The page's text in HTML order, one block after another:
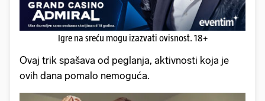
Igre na sreću mogu izazvati ovisnost. 18+
Ovaj trik spašava od peglanja, aktivnosti koja je
ovih dana pomalo nemoguća.